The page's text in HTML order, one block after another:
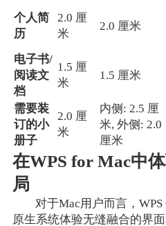
个人简
历
2.0 厘
米
2.0 厘米
电子书/
阅读文
档
1.5 厘
米
1.5 厘米
需要装
订的小
册子
2.0 厘
米
内侧: 2.5 厘
米, 外侧: 2.0
厘米
在WPS for Mac中
局
对于Mac用户而言，
原生系统体验无缝融合的界